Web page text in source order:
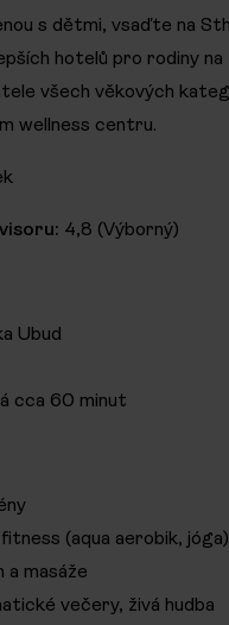
s dětmi, vsaďte na
hotelů pro rodiny
všech věkových
wellness centru.
4,8 (Výborný)
Ubud
cca 60 minut
(aqua aerobik, jóga)
masáže
večery, živá hudba